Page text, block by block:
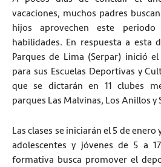
vacaciones, muchos padres
hijos aprovechen este periodo
habilidades. En respuesta a esta
Parques de Lima (Serpar) inició
para sus Escuelas Deportivas y
que se dictarán en 11 clubes
parques Las Malvinas, Los Anillos y
Las clases se iniciarán el 5 de
adolescentes y jóvenes de 5 a
formativa busca promover el